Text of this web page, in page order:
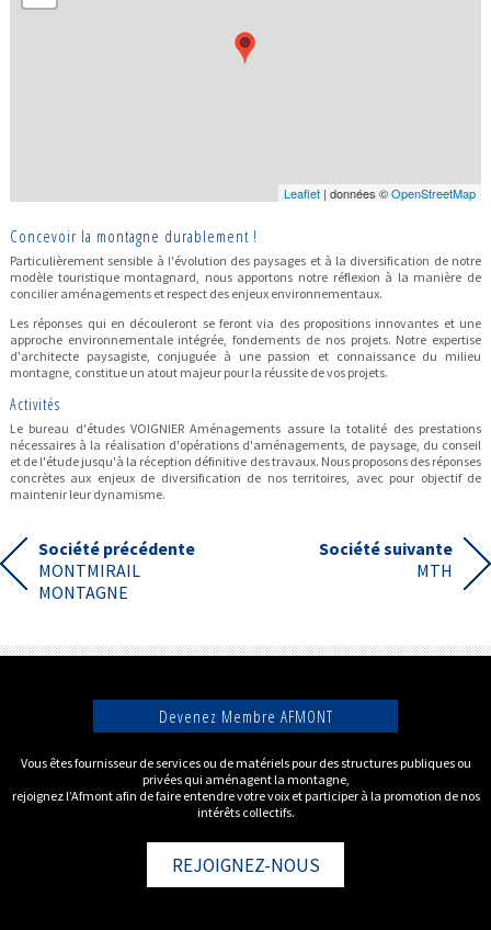
Leaflet | données ©OpenStreetMap
Concevoir la montagne durablement !
Particulièrement sensible à l'évolution des paysages et à la diversification de notre
modèle touristique montagnard, nous apportons notre réflexion à la manière de
concilier aménagements et respect des enjeux environnementaux.
Les réponses qui en découleront se feront via des propositions innovantes et une
approche environnementale intégrée, fondements de nos projets. Notre expertise
d'architecte paysagiste, conjuguée à une passion et connaissance du milieu
montagne, constitue un atout majeur pour la réussite de vos projets.
Activités
Le bureau d'études VOIGNIER Aménagements assure la totalité des prestations
nécessaires à la réalisation d'opérations d'aménagements, de paysage, du conseil
et de l'étude jusqu'à la réception définitive des travaux. Nous proposons des réponses
concrètes aux enjeux de diversification de nos territoires, avec pour objectif de
maintenir leur dynamisme.
Société précédente
MONTMIRAIL
MONTAGNE
Société suivante
MTH
Devenez Membre AFMONT
Vous êtes fournisseur de services ou de matériels pour des structures publiques ou
privées qui aménagent la montagne,
rejoignez l’Afmont afin de faire entendre votre voix et participer à la promotion de nos
intérêts collectifs.
REJOIGNEZ-NOUS